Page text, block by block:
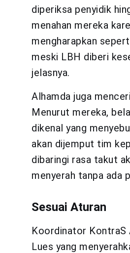
diperiksa penyidik
menahan mereka
mengharapkan
meski LBH diberi
jelasnya.
Alhamda juga
Menurut mereka,
dikenal yang
akan dijemput tim
dibaringi rasa takut
menyerah tanpa ada
Sesuai Aturan
Koordinator KontraS
Lues yang